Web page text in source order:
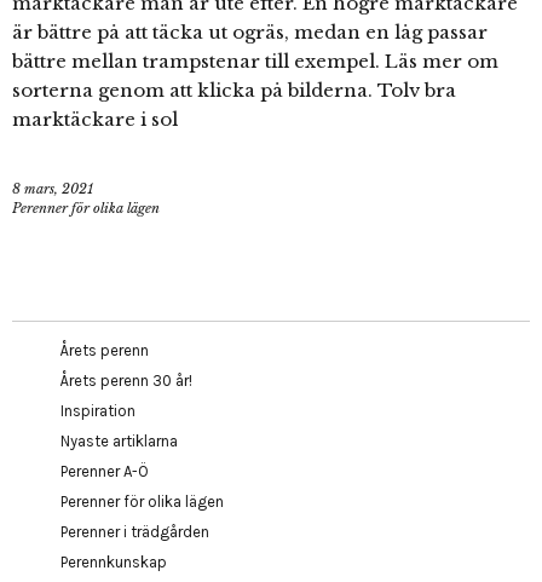
är bättre på att täcka ut ogräs, medan en låg passar
bättre mellan trampstenar till exempel. Läs mer om
sorterna genom att klicka på bilderna. Tolv bra
marktäckare i sol
8 mars, 2021
Perenner för olika lägen
Årets perenn
Årets perenn 30 år!
Inspiration
Nyaste artiklarna
Perenner A-Ö
Perenner för olika lägen
Perenner i trädgården
Perennkunskap